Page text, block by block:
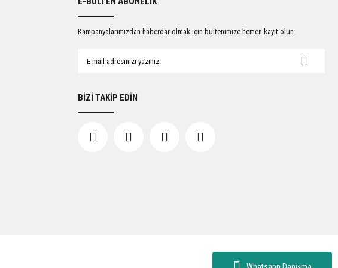
Kampanyalarımızdan haberdar olmak için bültenimize hemen kayıt olun.
BİZİ TAKİP EDİN